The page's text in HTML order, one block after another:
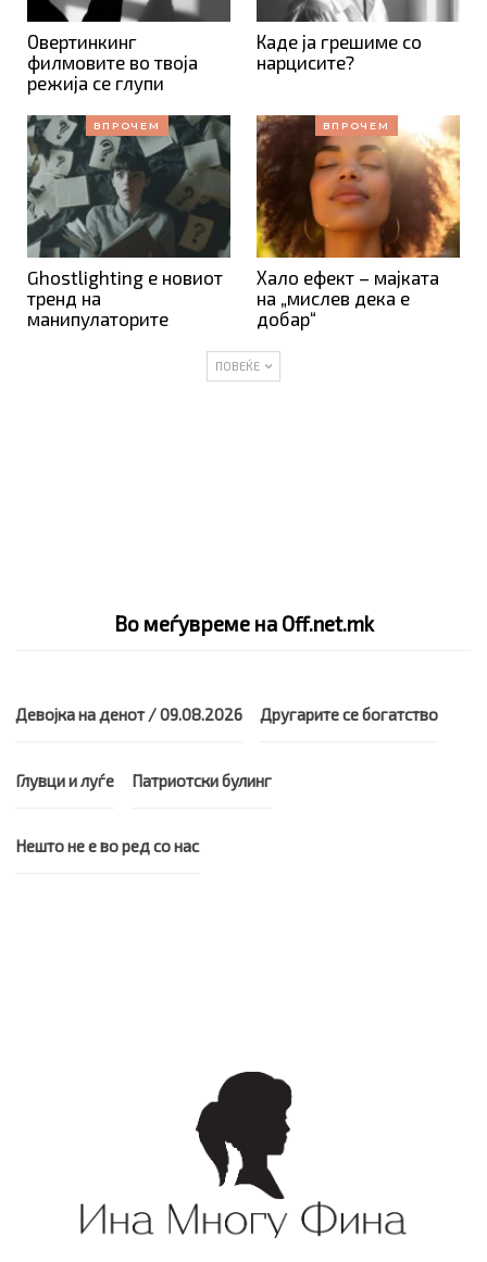
Овертинкинг
филмовите во твоја
режија се глупи
Каде ја грешиме со
нарцисите?
ВПРОЧЕМ
Ghostlighting е новиот
тренд на
манипулаторите
ВПРОЧЕМ
Хало ефект – мајката
на „мислев дека е
добар“
ПОВЕЌЕ
Во меѓувреме на Off.net.mk
Девојка на денот / 09.08.2026 Другарите се богатство
Глувци и луѓе Патриотски булинг
Нешто не е во ред со нас